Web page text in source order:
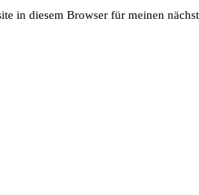
in diesem Browser für meinen